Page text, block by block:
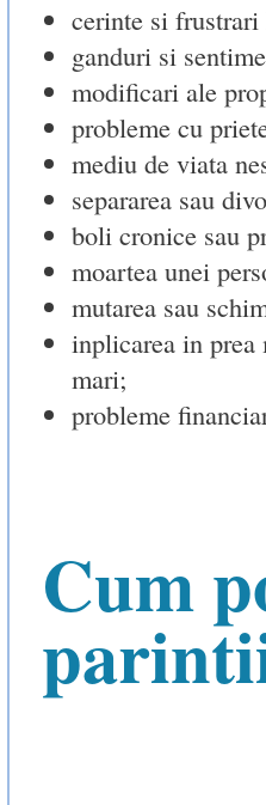
cerinte si frustrari
ganduri si
modificari ale
probleme cu
mediu de viata
separarea sau
boli cronice sau
moartea unei
mutarea sau
inplicarea in prea
mari;
probleme
Cum